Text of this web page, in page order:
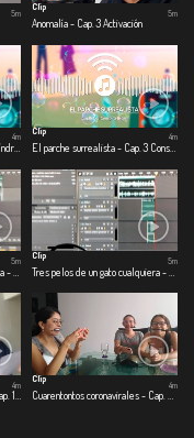
5m
Clip
Anomalía - Cap. 3 Activación
5m
El parche surrealista - Cap. 2 Síndrome de cuarentena
4m
Clip
4m
5m
Clip
5m
4m
Clip
4m